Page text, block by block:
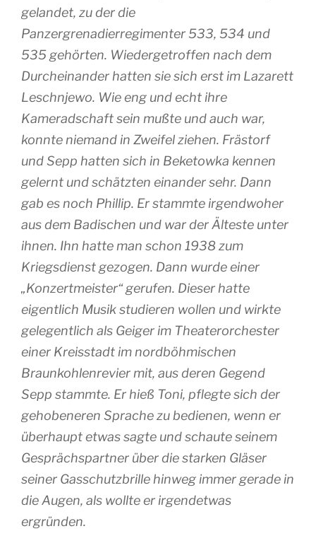
gelandet, zu der die
Panzergrenadierregimenter 533, 534 und
535 gehörten. Wiedergetroffen nach dem
Durcheinander hatten sie sich erst im Lazarett
Leschnjewo. Wie eng und echt ihre
Kameradschaft sein mußte und auch war,
konnte niemand in Zweifel ziehen. Frästorf
und Sepp hatten sich in Beketowka kennen
gelernt und schätzten einander sehr. Dann
gab es noch Phillip. Er stammte irgendwoher
aus dem Badischen und war der Älteste unter
ihnen. Ihn hatte man schon 1938 zum
Kriegsdienst gezogen. Dann wurde einer
„Konzertmeister“ gerufen. Dieser hatte
eigentlich Musik studieren wollen und wirkte
gelegentlich als Geiger im Theaterorchester
einer Kreisstadt im nordböhmischen
Braunkohlenrevier mit, aus deren Gegend
Sepp stammte. Er hieß Toni, pflegte sich der
gehobeneren Sprache zu bedienen, wenn er
überhaupt etwas sagte und schaute seinem
Gesprächspartner über die starken Gläser
seiner Gasschutzbrille hinweg immer gerade in
die Augen, als wollte er irgendetwas
ergründen.